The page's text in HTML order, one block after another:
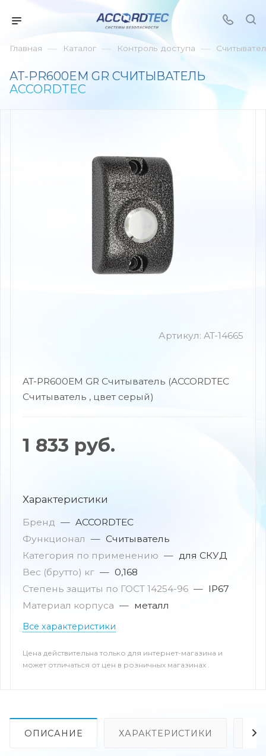
Главная — Каталог — Контроль доступа —
AT-PR600EM GR СЧИТЫВАТЕЛЬ
ACCORDTEC
Артикул: AT-14665
AT-PR600EM GR Считыватель (ACCORDTEC
Считыватель , цвет серый)
1 833 руб.
Характеристики
Бренд — ACCORDTEC
Функционал — Считыватель
Категория по применению — для СКУД
Вес (брутто) кг — 0,168
Степень защиты по ГОСТ 14254-96 — IP67
Материал корпуса — металл
Все характеристики
Цена действительна только для интернет-магазина и
может отличаться от цен в розничных магазинах .
ОПИСАНИЕ ХАРАКТЕРИСТИКИ